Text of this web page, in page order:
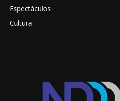
Espectáculos
Cultura